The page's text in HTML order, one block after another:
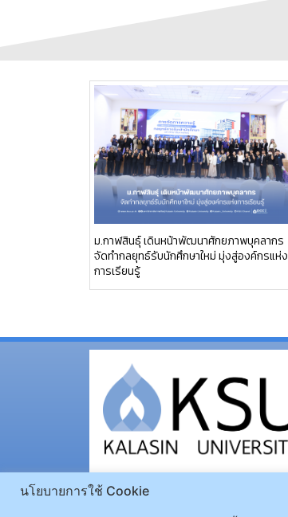
ม.กาฬสินธุ์ เดินหน้าพัฒนาศักยภาพบุคลากร
จัดทำกลยุทธ์รับนักศึกษาใหม่ มุ่งสู่องค์กรแห่ง
การเรียนรู้
นโยบายการใช้ Cookie